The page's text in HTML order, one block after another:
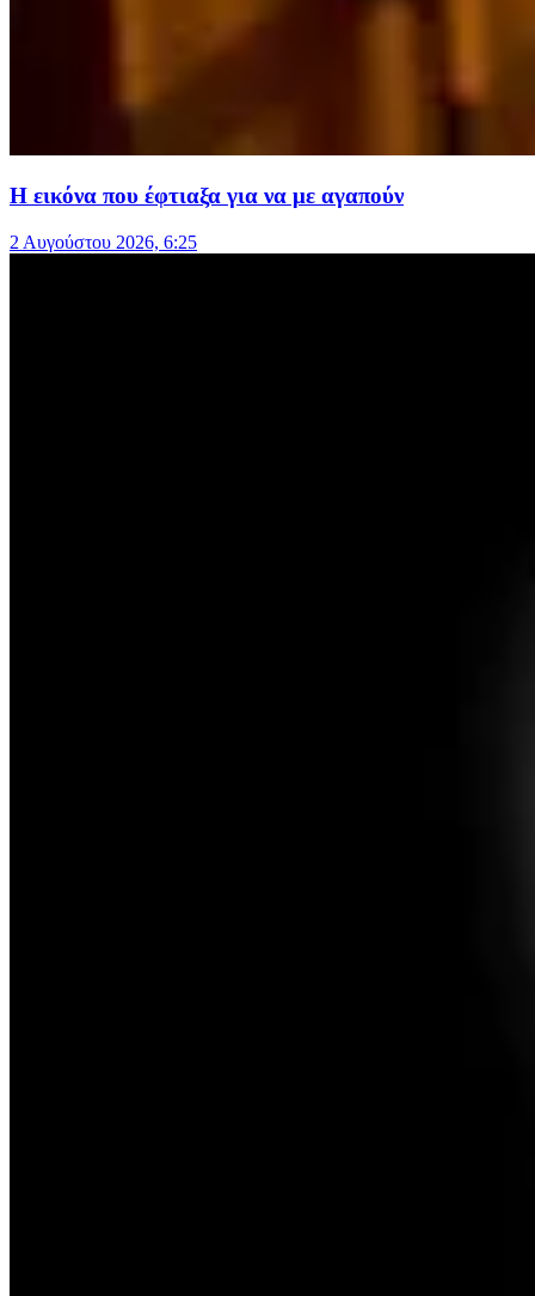
Η εικόνα που έφτιαξα για να με αγαπούν
2 Αυγούστου 2026, 6:25